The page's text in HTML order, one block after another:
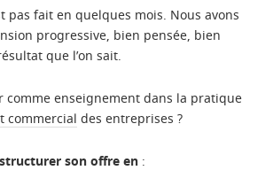
pas fait en quelques mois. Nous avons
progressive, bien pensée, bien
que l’on sait.
comme enseignement dans la pratique
commercial des entreprises ?
son offre en: